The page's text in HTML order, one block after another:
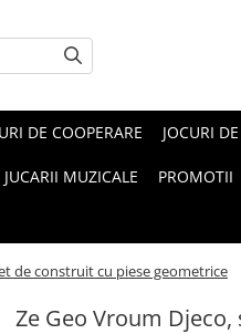
DE COOPERARE JOCURI
JUCARII MUZICALE PROMOTII
de construit cu piese geometrice
Ze Geo Vroum